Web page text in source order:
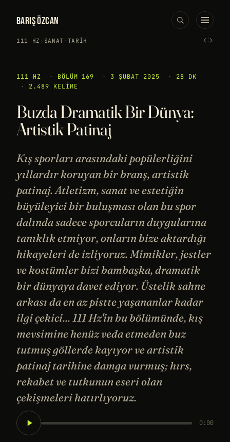
BARIŞ ÖZCAN
111 HZ › SANAT · TARIH ‹›
111 HZ · BÖLÜM 169 · 3 ŞUBAT 2025 ·
28 DK
·
2.489 KELIME
Buzda Dramatik Bir Dünya:
Artistik Patinaj
Kış sporları arasındaki popülerliğini
yıllardır koruyan bir branş, artistik
patinaj. Atletizm, sanat ve estetiğin
büyüleyici bir buluşması olan bu spor
dalında sadece sporcuların duygularına
tanıklık etmiyor, onların bize aktardığı
hikayeleri de izliyoruz. Mimikler, jestler
ve kostümler bizi bambaşka, dramatik
bir dünyaya davet ediyor. Üstelik sahne
arkası da en az pistte yaşananlar kadar
ilgi çekici... 111 Hz'in bu bölümünde, kış
mevsimine henüz veda etmeden buz
tutmuş göllerde kayıyor ve artistik
patinaj tarihine damga vurmuş; hırs,
rekabet ve tutkunun eseri olan
çekişmeleri hatırlıyoruz.
0:00